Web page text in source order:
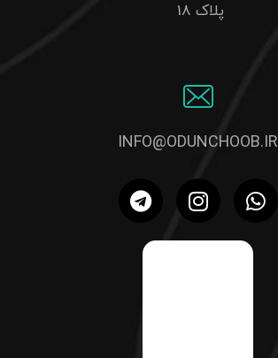
پلاک 18
INFO@ODUNCHOOB.IR